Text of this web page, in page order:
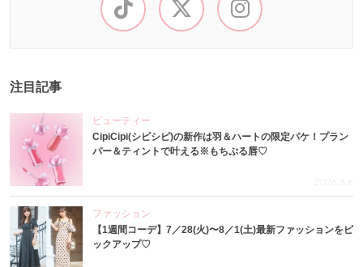
注目記事
ビューティー
CipiCipi(シピシピ)の新作は羽＆ハートの限定パケ！プラン
パー＆ティントで叶える※もちぷる唇♡
2026.8.6
ファッション
【1週間コーデ】7／28(火)〜8／1(土)最新ファッションをピ
ックアップ♡